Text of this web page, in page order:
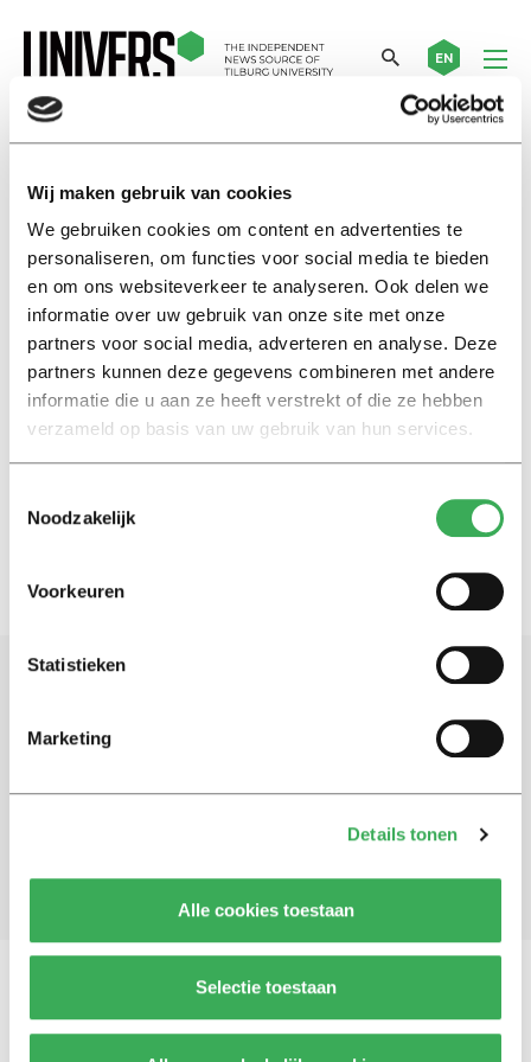
Wij maken gebruik van cookies
We gebruiken cookies om content en advertenties te
personaliseren, om functies voor social media te bieden
en om ons websiteverkeer te analyseren. Ook delen we
informatie over uw gebruik van onze site met onze
partners voor social media, adverteren en analyse. Deze
partners kunnen deze gegevens combineren met andere
informatie die u aan ze heeft verstrekt of die ze hebben
verzameld op basis van uw gebruik van hun services.
Noodzakelijk
Voorkeuren
Statistieken
Marketing
Details tonen
Alle cookies toestaan
Selectie toestaan
EN
Old School
Hoe een gedicht de duiven redt:
de glazen gang op de campus
02 maart 2021
Glazen gang tijdelijk afgesloten
Blijf op de hoogte. Meld je aan voor de nieuwsbrief van
Vragen, opmerkingen of tips?Neem contact met